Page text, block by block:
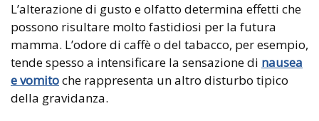
L’alterazione di gusto e olfatto determina effetti che
possono risultare molto fastidiosi per la futura
mamma. L’odore di caffè o del tabacco, per esempio,
tende spesso a intensificare la sensazione di nausea
e vomitoche rappresenta un altro disturbo tipico
della gravidanza.